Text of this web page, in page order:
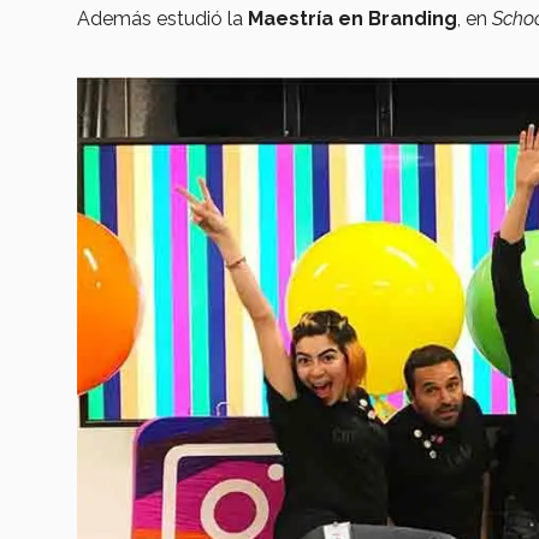
Además estudió la Maestría en Branding , en